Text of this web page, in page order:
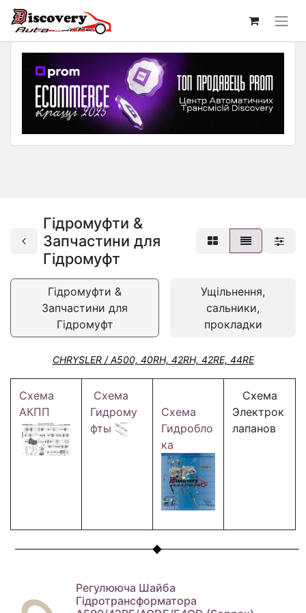
Гідромуфти &
Запчастини для
Гідромуфт
Гідромуфти &
Запчастини для
Гідромуфт
Ущільнення,
сальники,
прокладки
CHRYSLER / A500, 40RH, 42RH, 42RE, 44RE
Схема
АКПП
Схема
Гидрому
фты
Схема
Гидробло
ка
Схема
Электрок
лапанов
Регулююча Шайба
Гідротрансформатора